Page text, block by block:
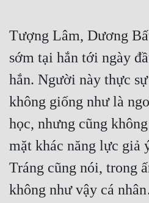
Tượng Lâm, Dương
sớm tại hắn tới ngày
hắn. Người này thực
không giống như là
học, nhưng cũng
mặt khác năng lực giả
Tráng cũng nói, trong
không như vậy cá